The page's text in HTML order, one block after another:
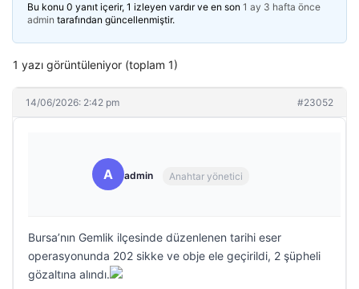
Bu konu 0 yanıt içerir, 1 izleyen vardır ve en son 1 ay 3 hafta önce
admin tarafından güncellenmiştir.
1 yazı görüntüleniyor (toplam 1)
14/06/2026: 2:42 pm #23052
A admin Anahtar yönetici
Bursa’nın Gemlik ilçesinde düzenlenen tarihi eser
operasyonunda 202 sikke ve obje ele geçirildi, 2 şüpheli
gözaltına alındı.